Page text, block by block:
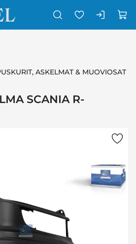
ASKELMAT & MUOVIOSAT
SCANIA R-